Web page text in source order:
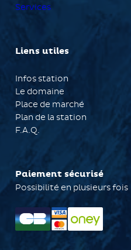
Services
Liens utiles
Infos station
Le domaine
Place de marché
Plan de la station
F.A.Q.
Paiement sécurisé
Possibilité en plusieurs fois